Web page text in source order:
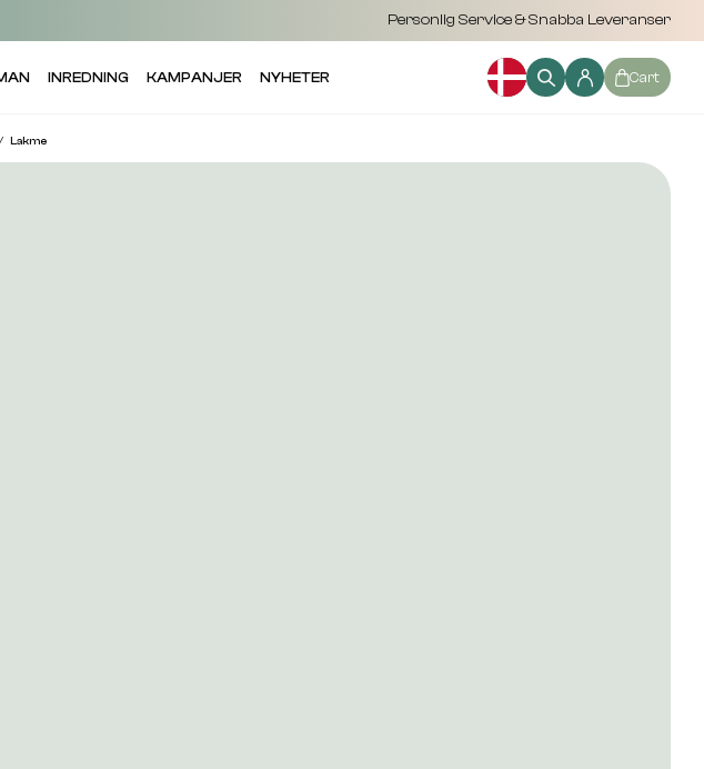
Personlig Service & Snabba Leveranser
INREDNING KAMPANJER NYHETER Cart
Lakme